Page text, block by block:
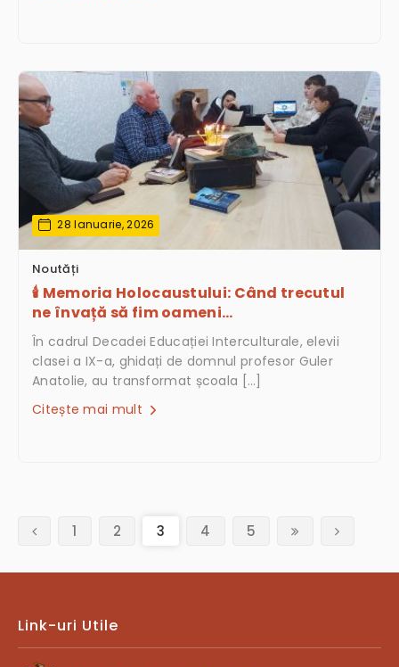
28 Ianuarie, 2026
Noutăți
🕯️ Memoria Holocaustului: Când trecutul
ne învață să fim oameni…
În cadrul Decadei Educației Interculturale, elevii
clasei a IX-a, ghidați de domnul profesor Guler
Anatolie, au transformat școala […]
Citește mai mult
1 2 3 (current)
4 5
Link-uri Utile